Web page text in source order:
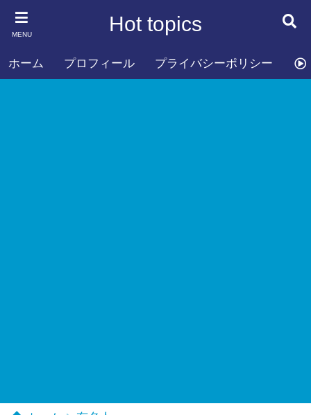
MENU Hot topics
ホーム プロフィール プライバシーポリシー お